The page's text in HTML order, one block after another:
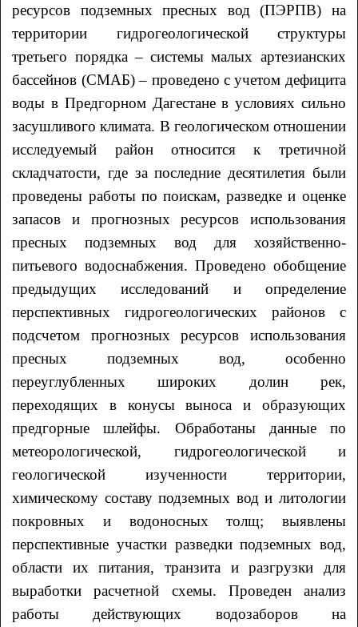
ресурсов подземных пресных вод (ПЭРПВ) на
территории гидрогеологической структуры
третьего порядка – системы малых артезианских
бассейнов (СМАБ) – проведено с учетом дефицита
воды в Предгорном Дагестане в условиях сильно
засушливого климата. В геологическом отношении
исследуемый район относится к третичной
складчатости, где за последние десятилетия были
проведены работы по поискам, разведке и оценке
запасов и прогнозных ресурсов использования
пресных подземных вод для хозяйственно-
питьевого водоснабжения. Проведено обобщение
предыдущих исследований и определение
перспективных гидрогеологических районов с
подсчетом прогнозных ресурсов использования
пресных подземных вод, особенно
переуглубленных широких долин рек,
переходящих в конусы выноса и образующих
предгорные шлейфы. Обработаны данные по
метеорологической, гидрогеологической и
геологической изученности территории,
химическому составу подземных вод и литологии
покровных и водоносных толщ; выявлены
перспективные участки разведки подземных вод,
области их питания, транзита и разгрузки для
выработки расчетной схемы. Проведен анализ
работы действующих водозаборов на